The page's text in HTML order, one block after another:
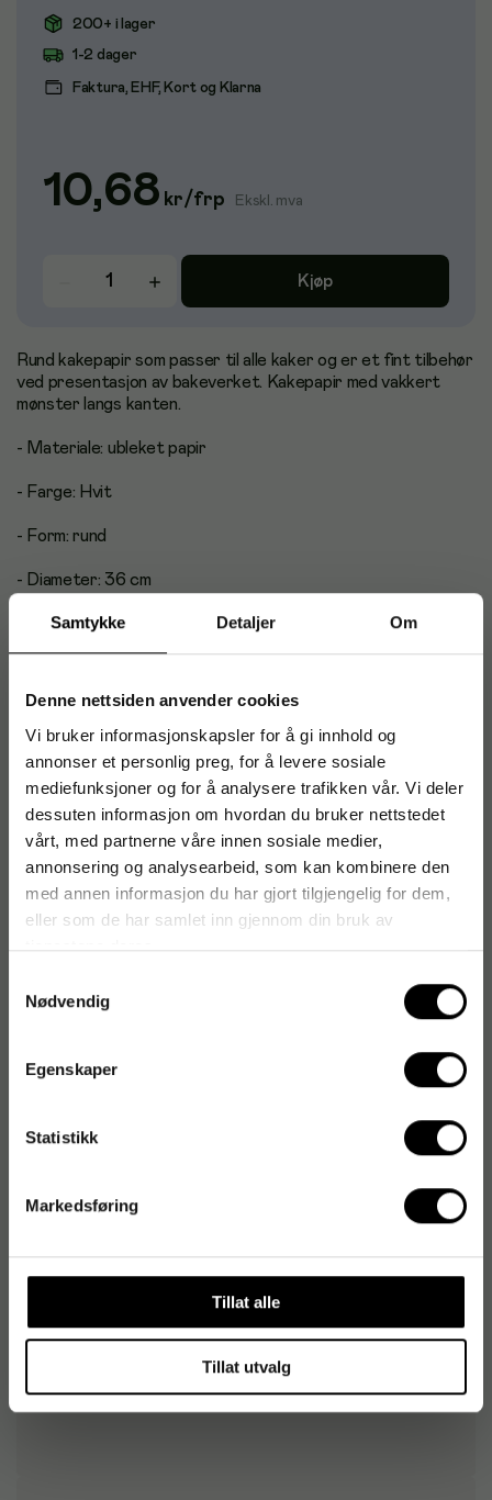
Samtykke Detaljer Om
Denne nettsiden anvender cookies
Vi bruker informasjonskapsler for å gi innhold og
annonser et personlig preg, for å levere sosiale
mediefunksjoner og for å analysere trafikken vår. Vi deler
dessuten informasjon om hvordan du bruker nettstedet
vårt, med partnerne våre innen sosiale medier,
annonsering og analysearbeid, som kan kombinere den
med annen informasjon du har gjort tilgjengelig for dem,
eller som de har samlet inn gjennom din bruk av
tjenestene deres.
Nødvendig
Egenskaper
Statistikk
Markedsføring
Tillat alle
Tillat utvalg
200+ i lager
1-2 dager
Faktura, EHF, Kort og Klarna
10,68 kr/frp Ekskl. mva
Kjøp
Rund kakepapir som passer til alle kaker og er et fint tilbehør
ved presentasjon av bakeverket. Kakepapir med vakkert
mønster langs kanten.
- Materiale: ubleket papir
- Farge: Hvit
- Form: rund
- Diameter: 36 cm
- Én pakke inneholder 6 stk
Produktdatablad
Samsvarserklæring
Artikkelnummer: 183729
Produktspesifikasjoner
Diameter
Form Rund